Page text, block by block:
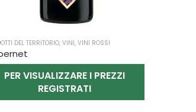
DEL TERRITORIO, VINI, VINI ROSSI
PER VISUALIZZARE I PREZZI
REGISTRATI